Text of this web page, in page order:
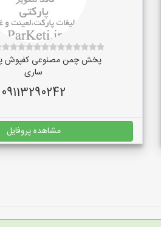
پخش چمن مصنوعی کفپوش
ساری
09113290242
مشاهده پروفایل